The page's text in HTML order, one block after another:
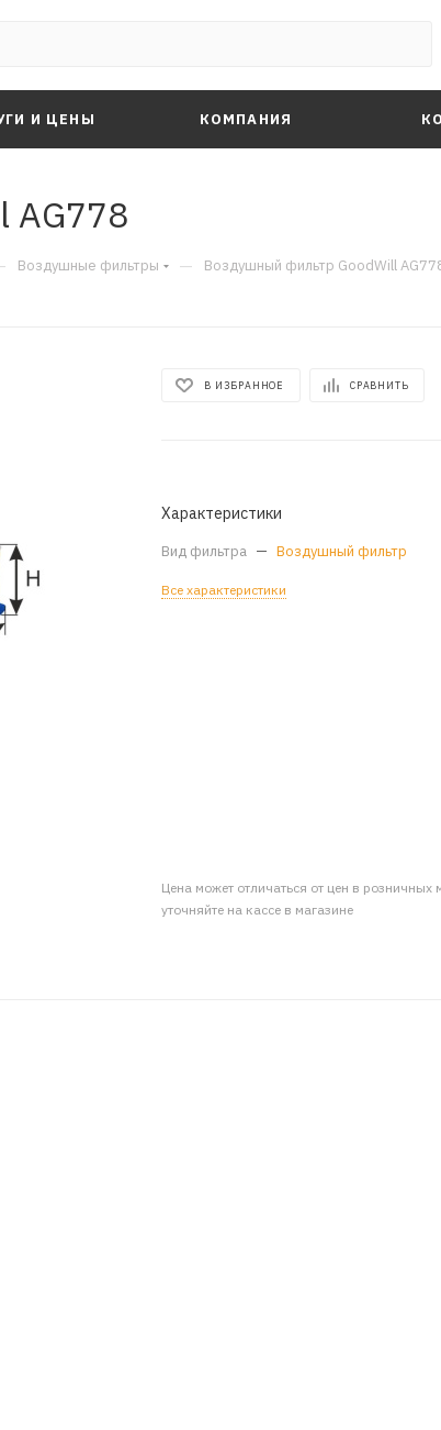
И ЦЕНЫ КОМПАНИЯ
AG778
Воздушные фильтры — Воздушный фильтр GoodWill
В ИЗБРАННОЕ СРАВНИТЬ
Характеристики
Вид фильтра — Воздушный фильтр
Все характеристики
Цена может отличаться от цен в
уточняйте на кассе в магазине